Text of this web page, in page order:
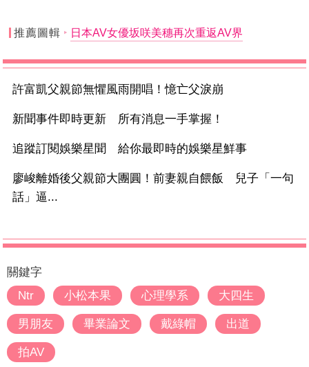
推薦圖輯 日本AV女優坂咲美穗再次重返AV界
許富凱父親節無懼風雨開唱！憶亡父淚崩
新聞事件即時更新 所有消息一手掌握！
追蹤訂閱娛樂星聞 給你最即時的娛樂星鮮事
廖峻離婚後父親節大團圓！前妻親自餵飯 兒子「一句
話」逼...
關鍵字
Ntr
小松本果 心理學系 大四生
男朋友 畢業論文 戴綠帽 出道
拍AV